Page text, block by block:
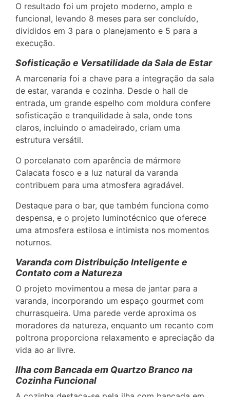
O resultado foi um projeto moderno, amplo e
funcional, levando 8 meses para ser concluído,
divididos em 3 para o planejamento e 5 para a
execução.
Sofisticação e Versatilidade da Sala de Estar
A marcenaria foi a chave para a integração da sala
de estar, varanda e cozinha. Desde o hall de
entrada, um grande espelho com moldura confere
sofisticação e tranquilidade à sala, onde tons
claros, incluindo o amadeirado, criam uma
estrutura versátil.
O porcelanato com aparência de mármore
Calacata fosco e a luz natural da varanda
contribuem para uma atmosfera agradável.
Destaque para o bar, que também funciona como
despensa, e o projeto luminotécnico que oferece
uma atmosfera estilosa e intimista nos momentos
noturnos.
Varanda com Distribuição Inteligente e
Contato com a Natureza
O projeto movimentou a mesa de jantar para a
varanda, incorporando um espaço gourmet com
churrasqueira. Uma parede verde aproxima os
moradores da natureza, enquanto um recanto com
poltrona proporciona relaxamento e apreciação da
vida ao ar livre.
Ilha com Bancada em Quartzo Branco na
Cozinha Funcional